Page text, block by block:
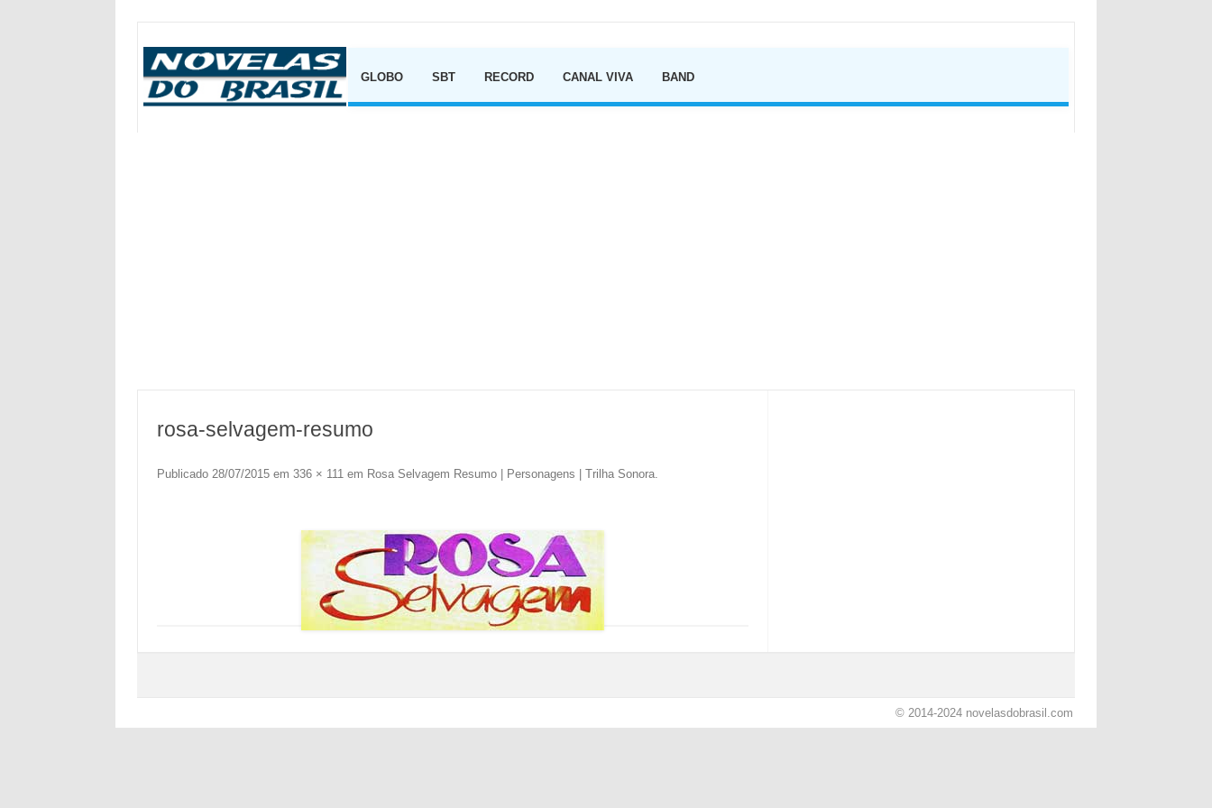
GLOBO
SBT RECORD CANAL VIVA BAND
rosa-selvagem-resumo
Publicado 28/07/2015em 336 × 111em Rosa Selvagem Resumo | Personagens | Trilha Sonora.
© 2014-2024 novelasdobrasil.com